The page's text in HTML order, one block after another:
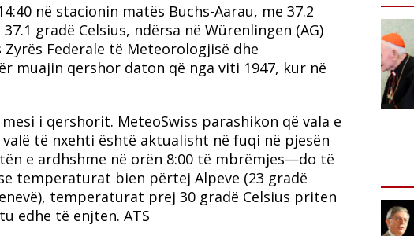
në stacionin matës Buchs-Aarau, me 37.2
gradë Celsius, ndërsa në Würenlingen (AG)
Zyrës Federale të Meteorologjisë dhe
muajin qershor daton që nga viti 1947, kur në
i qershorit. MeteoSwiss parashikon që vala e
të nxehti është aktualisht në fuqi në pjesën
e ardhshme në orën 8:00 të mbrëmjes—do të
temperaturat bien përtej Alpeve (23 gradë
temperaturat prej 30 gradë Celsius priten
edhe të enjten. ATS